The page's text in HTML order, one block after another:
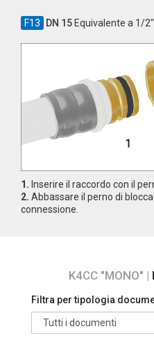
F13 DN 15 Equivalente a 1/2"
1. Inserire il raccordo con il
2. Abbassare il perno di
connessione.
K4CC "MONO" |
Filtra per tipologia